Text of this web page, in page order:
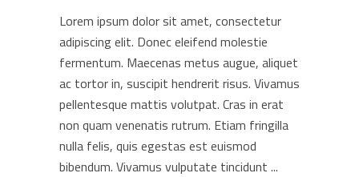
Lorem ipsum dolor sit amet, consectetur
adipiscing elit. Donec eleifend molestie
fermentum. Maecenas metus augue, aliquet
ac tortor in, suscipit hendrerit risus. Vivamus
pellentesque mattis volutpat. Cras in erat
non quam venenatis rutrum. Etiam fringilla
nulla felis, quis egestas est euismod
bibendum. Vivamus vulputate tincidunt